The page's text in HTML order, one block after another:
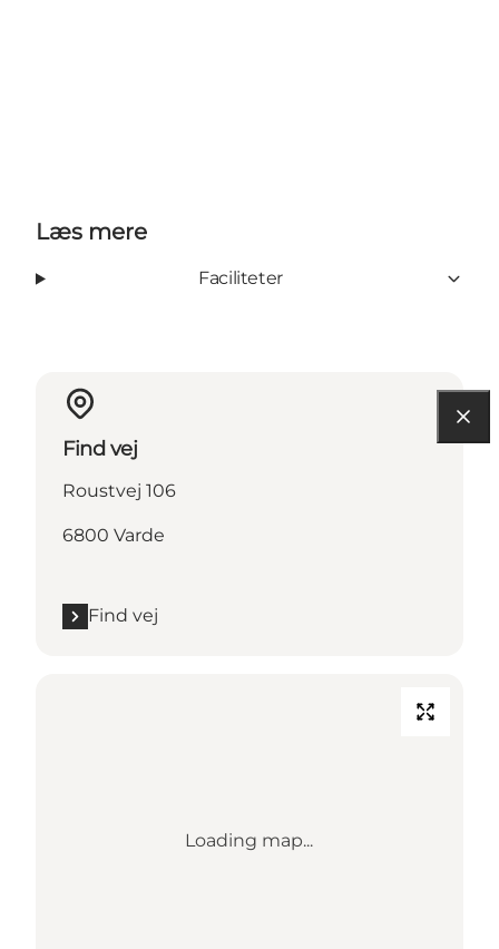
Læs mere
Faciliteter
Find vej
Roustvej 106
6800 Varde
Find vej
Loading map...